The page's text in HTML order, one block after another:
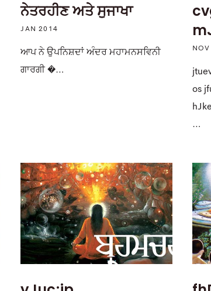
ਨੇਤਰਹੀਣ ਅਤੇ ਸੁਜਾਖਾ
JAN 2014
ਆਪ ਨੇ ਉਪਨਿਸ਼ਦਾਂ ਅੰਦਰ ਮਹਾਮਨਸਵਿਨੀ
ਗਾਰਗੀ �…
os
…